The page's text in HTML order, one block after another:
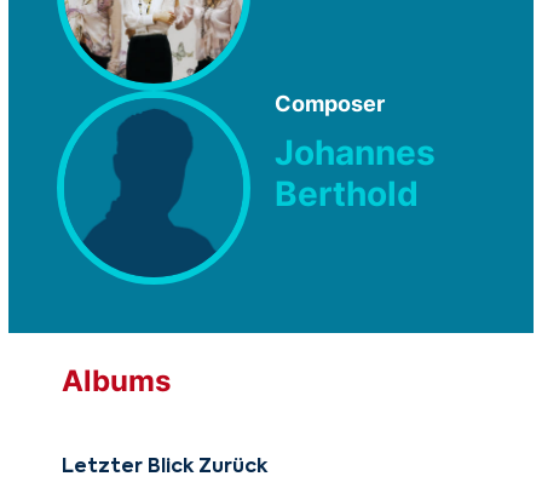
Composer
Johannes
Berthold
Albums
Letzter Blick Zurück